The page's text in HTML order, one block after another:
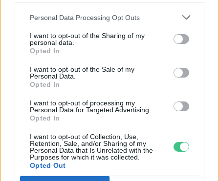
Personal Data Processing Opt Outs
I want to opt-out of the Sharing of my
personal data.
Opted In
I want to opt-out of the Sale of my
Personal Data.
Opted In
I want to opt-out of processing my
Personal Data for Targeted Advertising.
Opted In
I want to opt-out of Collection, Use,
Retention, Sale, and/or Sharing of my
Personal Data that Is Unrelated with the
Purposes for which it was collected.
Opted Out
nagyobb valószínűséggel
fordulnak elő az erős
légszennyezésű területeken
Szemle
Kanada üvegházhatású
gázkibocsátása 9%-kal csökkent a
Greendex Szemle